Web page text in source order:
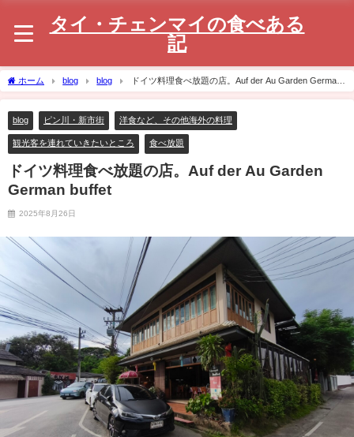
タイ・チェンマイの食べある
記
ホーム blog blog
ドイツ料理食べ放題の店。Auf der Au Garden German
buffet
blog ピン川・新市街 洋食など、その他海外の料理
観光客を連れていきたいところ 食べ放題
ドイツ料理食べ放題の店。Auf der Au Garden
German buffet
2025年8月26日